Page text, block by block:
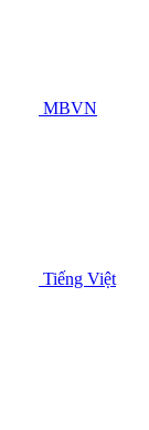
MBVN
Tiếng Việt